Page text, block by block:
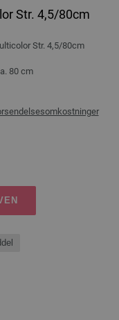
Str. 4,5/80cm
Str. 4,5/80cm
80 cm